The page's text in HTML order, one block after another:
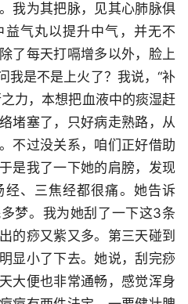
我为其把脉，见其心肺脉俱
气丸以提升中气，并无不
了每天打嗝增多以外，脸上
我是不是上火了？我说，“补
力，本想把血液中的痰湿赶
堵塞了，只好病走熟路，从
不过没关系，咱们正好借助
是我了一下她的肩膀，发现
、三焦经都很痛。她告诉
梦。我为她刮了一下这3条
的痧又紫又多。第三天碰到
显小了下去。她说，刮完痧
大便也非常通畅，感觉浑身